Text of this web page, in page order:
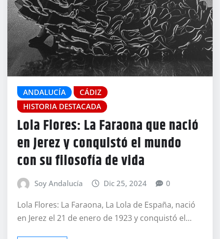
ANDALUCÍA
CÁDIZ
HISTORIA DESTACADA
Lola Flores: La Faraona que nació
en Jerez y conquistó el mundo
con su filosofía de vida
Soy Andalucía Dic 25, 2024 0
Lola Flores: La Faraona, La Lola de España, nació
en Jerez el 21 de enero de 1923 y conquistó el…